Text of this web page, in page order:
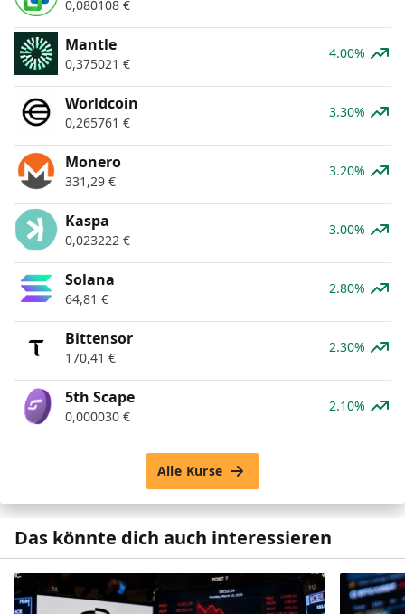
0,080108 €
Mantle
0,375021 €
4.00%
Worldcoin
0,265761 €
3.30%
Monero
331,29 €
3.20%
Kaspa
0,023222 €
3.00%
Solana
64,81 €
2.80%
Bittensor
170,41 €
2.30%
5th Scape
0,000030 €
2.10%
Alle Kurse
Das könnte dich auch interessieren